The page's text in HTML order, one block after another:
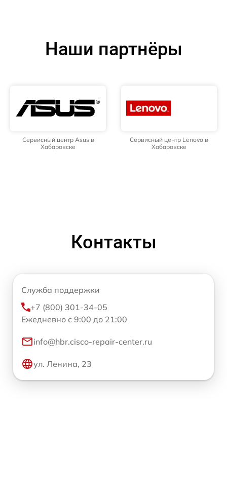
Наши партнёры
Сервисный центр Asus в
Хабаровске
Сервисный центр Lenovo в
Хабаровске
Контакты
Служба поддержки
+7 (800) 301-34-05
Ежедневно с 9:00 до 21:00
info@hbr.cisco-repair-center.ru
ул. Ленина, 23